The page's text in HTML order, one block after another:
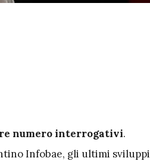
numero interrogativi.
Infobae, gli ultimi sviluppi